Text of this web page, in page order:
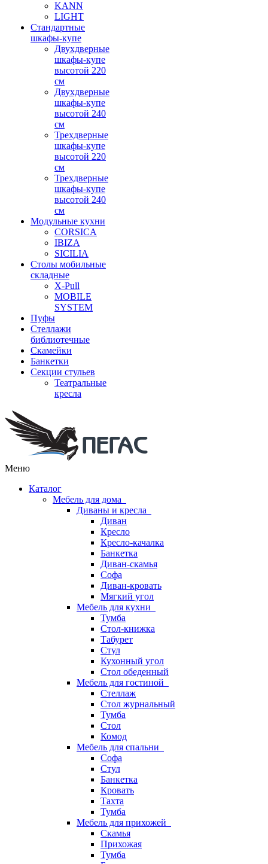
KANN
LIGHT
Стандартные
шкафы-купе
Двухдверные
шкафы-купе
высотой 220
см
Двухдверные
шкафы-купе
высотой 240
см
Трехдверные
шкафы-купе
высотой 220
см
Трехдверные
шкафы-купе
высотой 240
см
Модульные кухни
CORSICA
IBIZA
SICILIA
Столы мобильные
складные
X-Pull
MOBILE
SYSTEM
Пуфы
Стеллажи
библиотечные
Скамейки
Банкетки
Секции стульев
Театральные
кресла
Меню
Каталог
Мебель для дома
Диваны и кресла
Диван
Кресло
Кресло-качалка
Банкетка
Диван-скамья
Софа
Диван-кровать
Мягкий угол
Мебель для кухни
Тумба
Стол-книжка
Табурет
Стул
Кухонный угол
Стол обеденный
Мебель для гостиной
Стеллаж
Стол журнальный
Тумба
Стол
Комод
Мебель для спальни
Софа
Стул
Банкетка
Кровать
Тахта
Тумба
Мебель для прихожей
Скамья
Прихожая
Тумба